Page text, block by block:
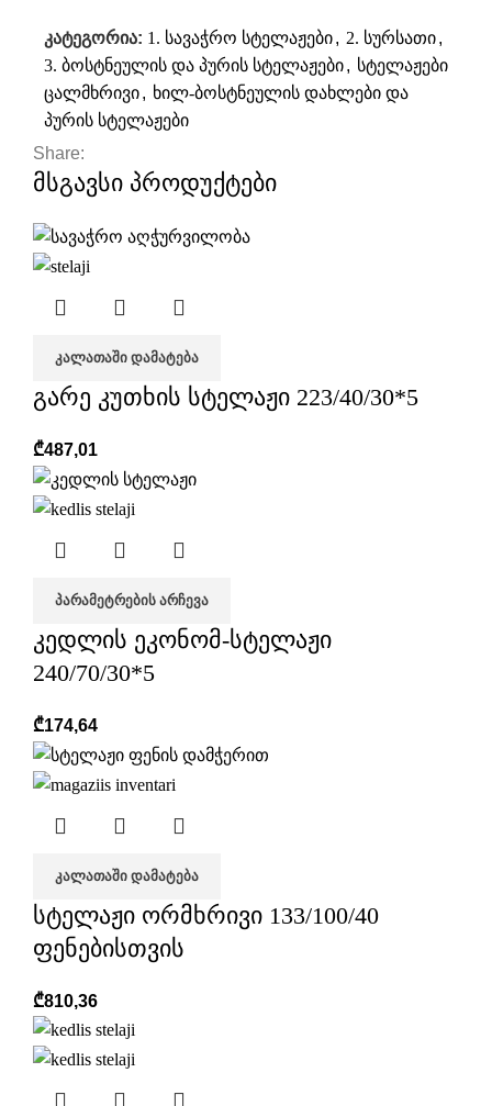
კატეგორია: 1. სავაჭრო სტელაჟები, 2. სურსათი,
3. ბოსტნეულის და პურის სტელაჟები, სტელაჟები
ცალმხრივი, ხილ-ბოსტნეულის დახლები და
პურის სტელაჟები
Share:
მსგავსი პროდუქტები
ᲙᲐᲚᲐᲗᲐᲨᲘ ᲓᲐᲛᲐᲢᲔᲑᲐ
გარე კუთხის სტელაჟი 223/40/30*5
₾487,01
ᲞᲐᲠᲐᲛᲔᲢᲠᲔᲑᲘᲡ ᲐᲠᲩᲔᲕᲐ
კედლის ეკონომ-სტელაჟი
240/70/30*5
₾174,64
ᲙᲐᲚᲐᲗᲐᲨᲘ ᲓᲐᲛᲐᲢᲔᲑᲐ
სტელაჟი ორმხრივი 133/100/40
ფენებისთვის
₾810,36